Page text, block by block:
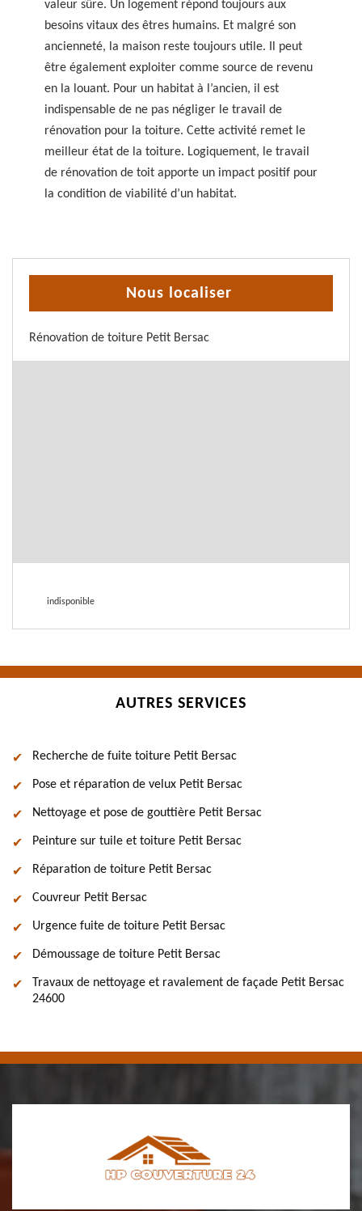
valeur sûre. Un logement répond toujours aux
besoins vitaux des êtres humains. Et malgré son
ancienneté, la maison reste toujours utile. Il peut
être également exploiter comme source de revenu
en la louant. Pour un habitat à l’ancien, il est
indispensable de ne pas négliger le travail de
rénovation pour la toiture. Cette activité remet le
meilleur état de la toiture. Logiquement, le travail
de rénovation de toit apporte un impact positif pour
la condition de viabilité d’un habitat.
Nous localiser
Rénovation de toiture Petit Bersac
indisponible
AUTRES SERVICES
Recherche de fuite toiture Petit Bersac
Pose et réparation de velux Petit Bersac
Nettoyage et pose de gouttière Petit Bersac
Peinture sur tuile et toiture Petit Bersac
Réparation de toiture Petit Bersac
Couvreur Petit Bersac
Urgence fuite de toiture Petit Bersac
Démoussage de toiture Petit Bersac
Travaux de nettoyage et ravalement de façade Petit Bersac
24600